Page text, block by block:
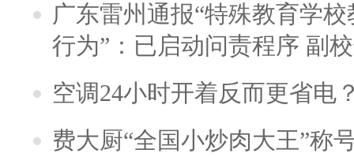
广东雷州通报“特殊教育学
行为”：已启动问责程序 副
空调24小时开着反而更省电
费大厨“全国小炒肉大王”称